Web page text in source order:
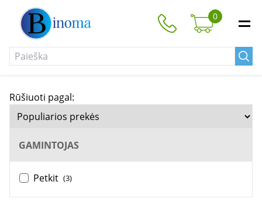
0
Rūšiuoti pagal:
GAMINTOJAS
Petkit (3)